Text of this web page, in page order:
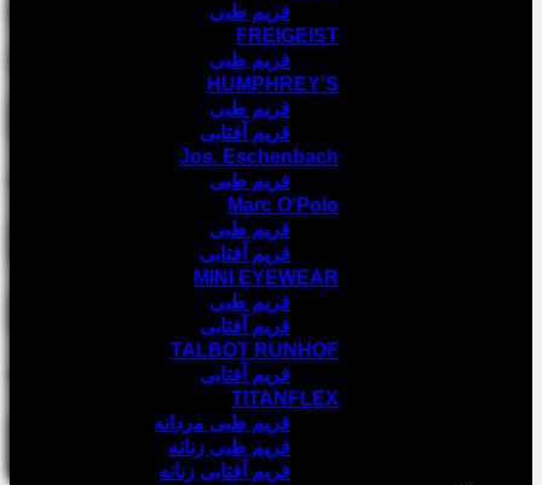
فریم طبی
FREIGEIST
فریم طبی
HUMPHREY’S
فریم طبی
فریم آفتابی
Jos. Eschenbach
فریم طبی
Marc O‘Polo
فریم طبی
فریم آفتابی
MINI EYEWEAR
فریم طبی
فریم آفتابی
TALBOT RUNHOF
فریم آفتابی
TITANFLEX
فریم طبی مردانه
فریم طبی زنانه
فریم آفتابی زنانه